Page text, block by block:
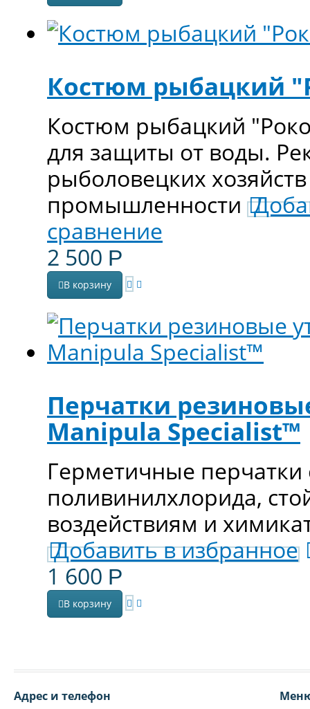
Костюм рыбацкий
Костюм рыбацкий
для защиты от воды.
рыболовецких
промышленности
сравнение
2 500 Р
В корзину
Перчатки
Manipula Specialist™
Герметичные
поливинилхлорида,
воздействиям и
Добавить в избранное
1 600 Р
В корзину
Адрес и телефон